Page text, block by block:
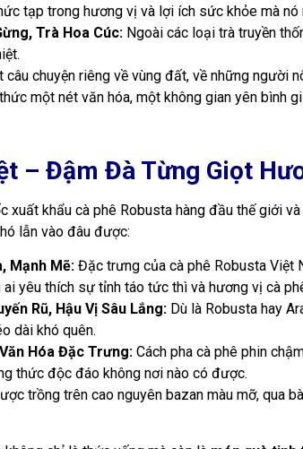
tạp trong hương vị và lợi ích sức khỏe mà nó
Trà Hoa Cúc: Ngoài các loại trà truyền
chuyện riêng về vùng đất, về những người
một nét văn hóa, một không gian yên bình
– Đậm Đà Từng Giọt
xuất khẩu cà phê Robusta hàng đầu thế giới
lẫn vào đâu được:
Mạnh Mẽ: Đặc trưng của cà phê Robusta Việt
yêu thích sự tỉnh táo tức thì và hương vị cà
Rũ, Hậu Vị Sâu Lắng: Dù là Robusta hay
dài khó quên.
Hóa Đặc Trưng: Cách pha cà phê phin
thức độc đáo không nơi nào có được.
trồng trên cao nguyên bazan màu mỡ, qua